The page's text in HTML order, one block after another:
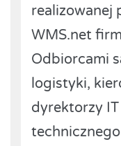
realizowanej
WMS.net
Odbiorcami
logistyki,
dyrektorzy
technicznego